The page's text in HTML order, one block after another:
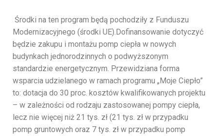
Środki na ten program będą pochodziły z Funduszu
Modernizacyjnego (środki UE).Dofinansowanie dotyczyć
będzie zakupu i montażu pomp ciepła w nowych
budynkach jednorodzinnych o podwyższonym
standardzie energetycznym. Przewidziana forma
wsparcia udzielanego w ramach programu „Moje Ciepło”
to: dotacja do 30 proc. kosztów kwalifikowanych projektu
– w zależności od rodzaju zastosowanej pompy ciepła,
lecz nie więcej niż 21 tys. zł (21 tys. zł w przypadku
pomp gruntowych oraz 7 tys. zł w przypadku pomp